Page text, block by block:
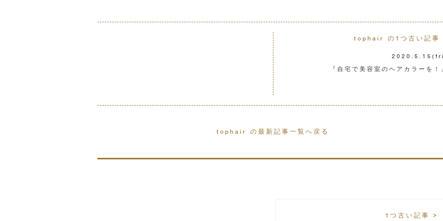
tophair の1つ古い記事
2020.5.15
『自宅で美容室のヘアカラーを！
tophair の最新記事一覧へ戻る
1つ古い記事 >